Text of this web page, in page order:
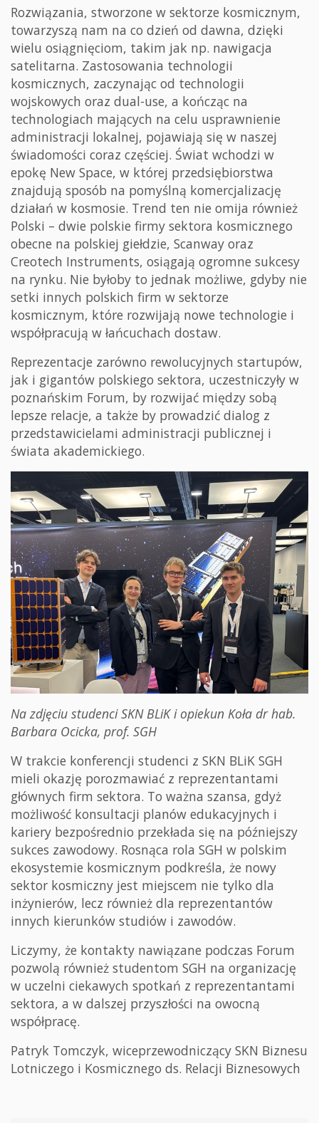
Rozwiązania, stworzone w sektorze kosmicznym,
towarzyszą nam na co dzień od dawna, dzięki
wielu osiągnięciom, takim jak np. nawigacja
satelitarna. Zastosowania technologii
kosmicznych, zaczynając od technologii
wojskowych oraz dual-use, a kończąc na
technologiach mających na celu usprawnienie
administracji lokalnej, pojawiają się w naszej
świadomości coraz częściej. Świat wchodzi w
epokę New Space, w której przedsiębiorstwa
znajdują sposób na pomyślną komercjalizację
działań w kosmosie. Trend ten nie omija również
Polski – dwie polskie firmy sektora kosmicznego
obecne na polskiej giełdzie, Scanway oraz
Creotech Instruments, osiągają ogromne sukcesy
na rynku. Nie byłoby to jednak możliwe, gdyby nie
setki innych polskich firm w sektorze
kosmicznym, które rozwijają nowe technologie i
współpracują w łańcuchach dostaw.
Reprezentacje zarówno rewolucyjnych startupów,
jak i gigantów polskiego sektora, uczestniczyły w
poznańskim Forum, by rozwijać między sobą
lepsze relacje, a także by prowadzić dialog z
przedstawicielami administracji publicznej i
świata akademickiego.
Na zdjęciu studenci SKN BLiK i opiekun Koła dr hab.
Barbara Ocicka, prof. SGH
W trakcie konferencji studenci z SKN BLiK SGH
mieli okazję porozmawiać z reprezentantami
głównych firm sektora. To ważna szansa, gdyż
możliwość konsultacji planów edukacyjnych i
kariery bezpośrednio przekłada się na późniejszy
sukces zawodowy. Rosnąca rola SGH w polskim
ekosystemie kosmicznym podkreśla, że nowy
sektor kosmiczny jest miejscem nie tylko dla
inżynierów, lecz również dla reprezentantów
innych kierunków studiów i zawodów.
Liczymy, że kontakty nawiązane podczas Forum
pozwolą również studentom SGH na organizację
w uczelni ciekawych spotkań z reprezentantami
sektora, a w dalszej przyszłości na owocną
współpracę.
Patryk Tomczyk, wiceprzewodniczący SKN Biznesu
Lotniczego i Kosmicznego ds. Relacji Biznesowych